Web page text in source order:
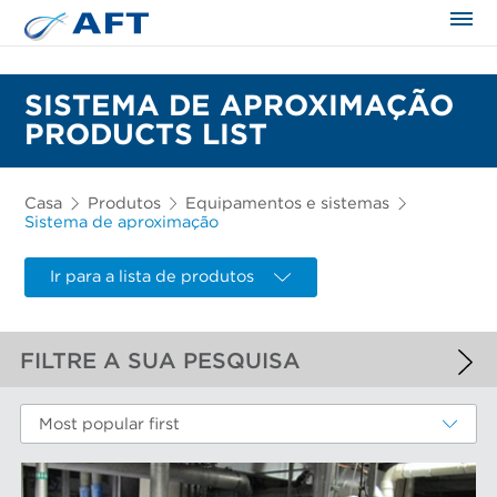
SISTEMA DE APROXIMAÇÃO
PRODUCTS LIST
Casa Produtos
Equipamentos e sistemas
Sistema de aproximação
Ir para a lista de produtos
FILTRE A SUA PESQUISA
FILTROS APLICADOS
Sistema de aproximação
Most popular first